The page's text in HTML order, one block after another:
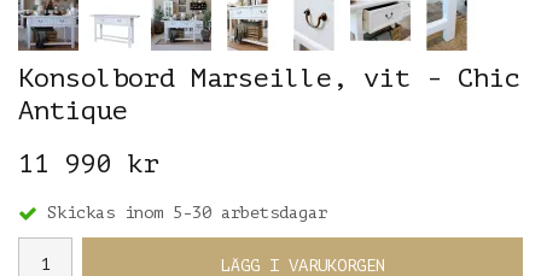
Konsolbord Marseille, vit - Chic
Antique
11 990 kr
Skickas inom 5-30 arbetsdagar
LÄGG I VARUKORGEN